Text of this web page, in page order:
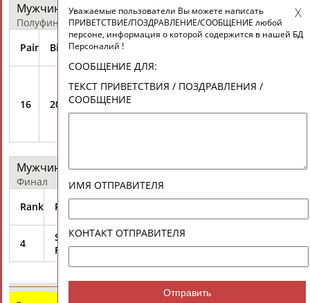
протокол
Мужчины - параллельный слалом-гигант
Полуфинал
Pair
Bib Name
Run
Run
16 20
DETKOV
Stanislav
RUS
Small
M.
протокол
Мужчины - параллельный слалом-гигант
Финал
Rank
Pair
Run
Run
4
Small
Final
20
DETKOV
Stanislav
RUS +0.96 DSQ
Уважаемые пользователи Вы можете написать
ПРИВЕТСТВИЕ/ПОЗДРАВЛЕНИЕ/СООБЩЕНИЕ любой
персоне, информация о которой содержится в нашей БД
Персоналий !
СООБЩЕНИЕ ДЛЯ:
ТЕКСТ ПРИВЕТСТВИЯ / ПОЗДРАВЛЕНИЯ /
СООБЩЕНИЕ
ИМЯ ОТПРАВИТЕЛЯ
КОНТАКТ ОТПРАВИТЕЛЯ
Отправить